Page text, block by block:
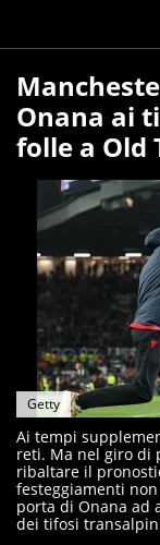
Onana ai
folle a Old
Getty
Ai tempi
reti. Ma nel giro di
ribaltare il
festeggiamenti
porta di Onana ad
dei tifosi